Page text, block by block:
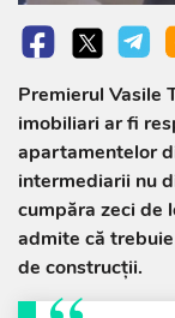
Premierul Vasile
imobiliari ar fi
apartamentelor
intermediarii nu
cumpăra zeci de
admite că
de construcții.